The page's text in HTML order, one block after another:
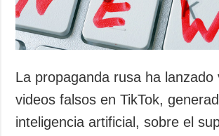
La propaganda rusa ha lanzado
videos falsos en TikTok,
inteligencia artificial, sobre el